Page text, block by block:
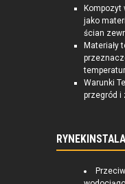
Kompozyt
jako
ścian
Materiały
temperatur
Warunki
przegród i